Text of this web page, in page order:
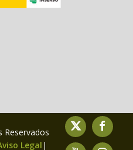
Reservados
Legal |